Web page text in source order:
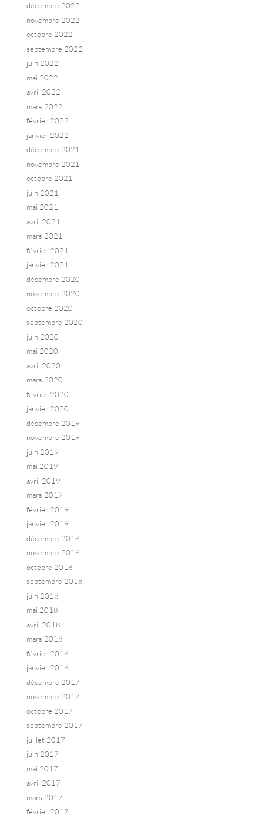
décembre 2022
novembre 2022
octobre 2022
septembre 2022
juin 2022
mai 2022
avril 2022
mars 2022
février 2022
janvier 2022
décembre 2021
novembre 2021
octobre 2021
juin 2021
mai 2021
avril 2021
mars 2021
février 2021
janvier 2021
décembre 2020
novembre 2020
octobre 2020
septembre 2020
juin 2020
mai 2020
avril 2020
mars 2020
février 2020
janvier 2020
décembre 2019
novembre 2019
juin 2019
mai 2019
avril 2019
mars 2019
février 2019
janvier 2019
décembre 2018
novembre 2018
octobre 2018
septembre 2018
juin 2018
mai 2018
avril 2018
mars 2018
février 2018
janvier 2018
décembre 2017
novembre 2017
octobre 2017
septembre 2017
juillet 2017
juin 2017
mai 2017
avril 2017
mars 2017
février 2017